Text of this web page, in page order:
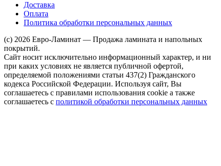
Доставка
Оплата
Политика обработки персональных данных
(c) 2026 Евро-Ламинат — Продажа ламината и напольных
покрытий.
Сайт носит исключительно информационный характер, и ни
при каких условиях не является публичной офертой,
определяемой положениями статьи 437(2) Гражданского
кодекса Российской Федерации. Используя сайт, Вы
соглашаетесь с правилами использования cookie а также
соглашаетесь с политикой обработки персональных данных